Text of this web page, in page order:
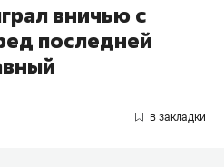
вничью с
последней